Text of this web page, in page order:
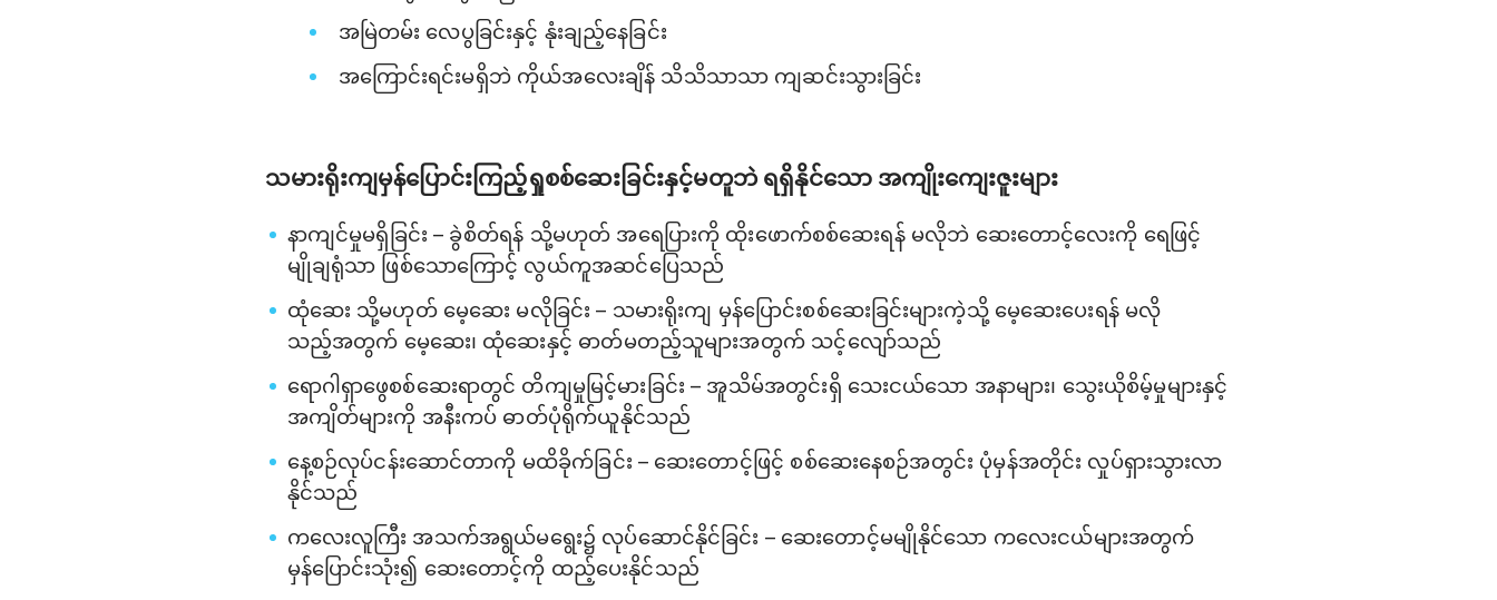
အမြဲတမ်း လေပွခြင်းနှင့် နုံးချည့်နေခြင်း
အကြောင်းရင်းမရှိဘဲ ကိုယ်အလေးချိန် သိသိသာသာ ကျဆင်းသွားခြင်း
သမားရိုးကျမှန်ပြောင်းကြည့်ရှုစစ်ဆေးခြင်းနှင့်မတူဘဲ ရရှိနိုင်သော အကျိုးကျေးဇူးများ
နာကျင်မှုမရှိခြင်း – ခွဲစိတ်ရန် သို့မဟုတ် အရေပြားကို ထိုးဖောက်စစ်ဆေးရန် မလိုဘဲ ဆေးတောင့်လေးကို ရေဖြင့်
မျိုချရုံသာ ဖြစ်သောကြောင့် လွယ်ကူအဆင်ပြေသည်
ထုံဆေး သို့မဟုတ် မေ့ဆေး မလိုခြင်း – သမားရိုးကျ မှန်ပြောင်းစစ်ဆေးခြင်းများကဲ့သို့ မေ့ဆေးပေးရန် မလို
သည့်အတွက် မေ့ဆေး၊ ထုံဆေးနှင့် ဓာတ်မတည့်သူများအတွက် သင့်လျော်သည်
ရောဂါရှာဖွေစစ်ဆေးရာတွင် တိကျမှုမြင့်မားခြင်း – အူသိမ်အတွင်းရှိ သေးငယ်သော အနာများ၊ သွေးယိုစိမ့်မှုများနှင့်
အကျိတ်များကို အနီးကပ် ဓာတ်ပုံရိုက်ယူနိုင်သည်
နေ့စဉ်လုပ်ငန်းဆောင်တာကို မထိခိုက်ခြင်း – ဆေးတောင့်ဖြင့် စစ်ဆေးနေစဉ်အတွင်း ပုံမှန်အတိုင်း လှုပ်ရှားသွားလာ
နိုင်သည်
ကလေးလူကြီး အသက်အရွယ်မရွေး၌ လုပ်ဆောင်နိုင်ခြင်း – ဆေးတောင့်မမျိုနိုင်သော ကလေးငယ်များအတွက်
မှန်ပြောင်းသုံး၍ ဆေးတောင့်ကို ထည့်ပေးနိုင်သည်